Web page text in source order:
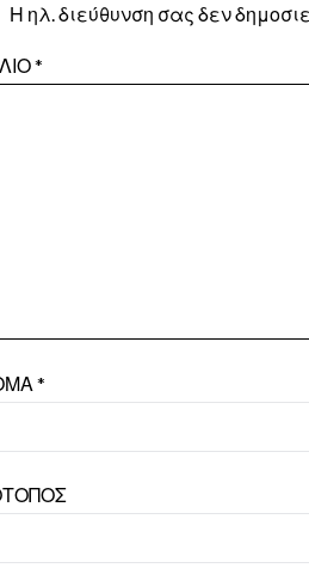
Η ηλ. διεύθυνση σας δεν
*
*